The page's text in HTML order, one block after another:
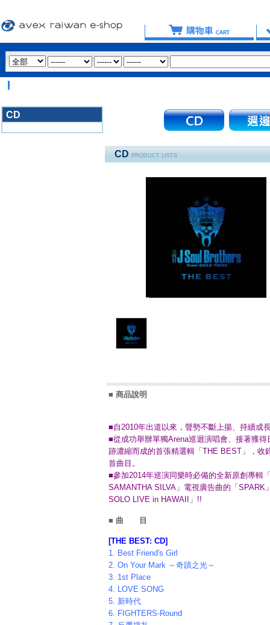
CD
CD PRODUCT LISTS
■ 商品說明
■自2010年出道以來，聲勢不斷上揚、持續成
■從成功舉辦單獨Arena巡迴演唱會、接著獲
跡濃縮而成的首張精選輯「THE BEST」，收
首曲目。
■參加2014年巡演同樂時必備的全新原創專輯
SAMANTHA SILVA」電視廣告曲的「
SOLO LIVE in HAWAII」!!
■ 曲 目
[THE BEST: CD]
1. Best Friend's Girl
2. On Your Mark ～奇蹟之光～
3. 1st Place
4. LOVE SONG
5. 新時代
6. FIGHTERS-Round